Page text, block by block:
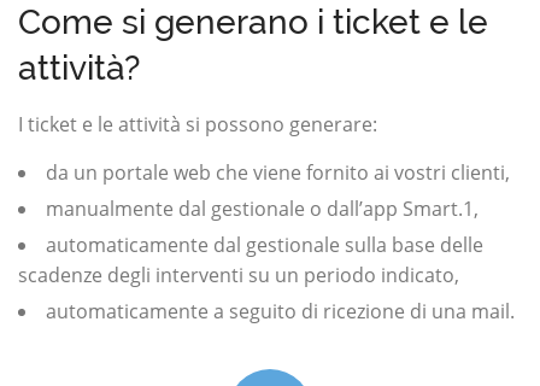
Come si generano i ticket e le
attività?
I ticket e le attività si possono generare:
da un portale web che viene fornito ai vostri clienti,
manualmente dal gestionale o dall’app Smart.1,
automaticamente dal gestionale sulla base delle
scadenze degli interventi su un periodo indicato,
automaticamente a seguito di ricezione di una mail.